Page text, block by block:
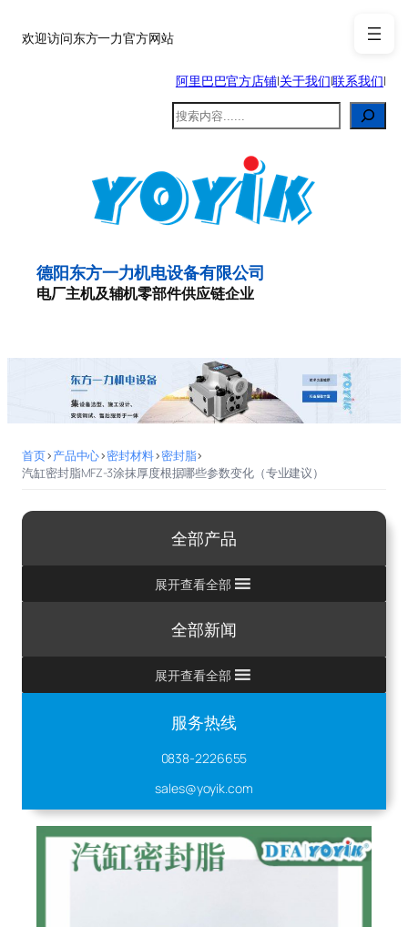
至欢迎访问东方一力官方网站
阿里巴巴官方店铺|关于我们|联系我们|
搜
索
德阳东方一力机电设备有限公司
电厂主机及辅机零部件供应链企业
首页>产品中心>密封材料>密封脂>
汽缸密封脂MFZ-3涂抹厚度根据哪些参数变化（专业建议）
全部产品
展开查看全部
全部新闻
展开查看全部
服务热线
0838-2226655
sales@yoyik.com